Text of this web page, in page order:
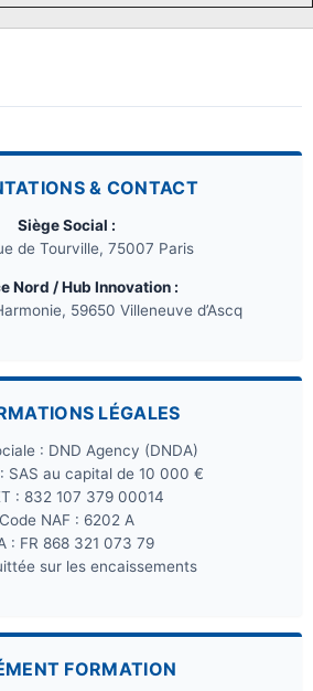
& CONTACT
Siège Social :
de Tourville, 75007 Paris
Nord / Hub Innovation :
59650 Villeneuve d’Ascq
LÉGALES
: DND Agency (DNDA)
SAS au capital de 10 000 €
: 832 107 379 00014
Code NAF : 6202 A
: FR 868 321 073 79
sur les encaissements
FORMATION